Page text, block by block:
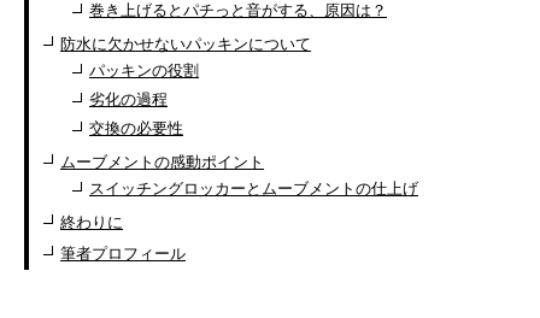
巻き上げるとパチっと音がする、原因は？
防水に欠かせないパッキンについて
パッキンの役割
劣化の過程
交換の必要性
ムーブメントの感動ポイント
スイッチングロッカーとムーブメントの仕上げ
終わりに
筆者プロフィール